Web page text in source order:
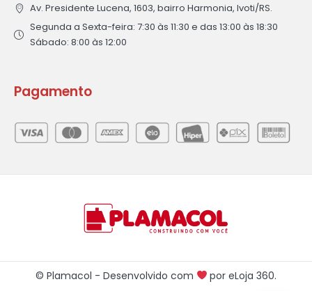
Av. Presidente Lucena, 1603, bairro Harmonia, Ivoti/RS.
Segunda a Sexta-feira: 7:30 às 11:30 e das 13:00 às 18:30
Sábado: 8:00 às 12:00
Pagamento
© Plamacol - Desenvolvido com poreLoja 360.